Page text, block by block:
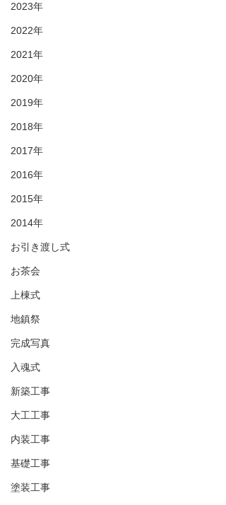
2023年
2022年
2021年
2020年
2019年
2018年
2017年
2016年
2015年
2014年
お引き渡し式
お茶会
上棟式
地鎮祭
完成写真
入魂式
新築工事
大工工事
内装工事
基礎工事
塗装工事